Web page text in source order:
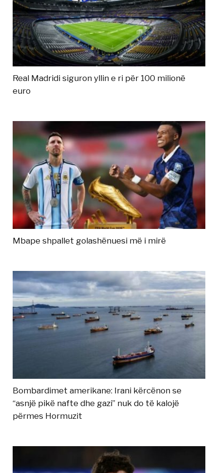
Real Madridi siguron yllin e ri për 100 milionë
euro
Mbape shpallet golashënuesi më i mirë
Bombardimet amerikane: Irani kërcënon se
“asnjë pikë nafte dhe gazi” nuk do të kalojë
përmes Hormuzit